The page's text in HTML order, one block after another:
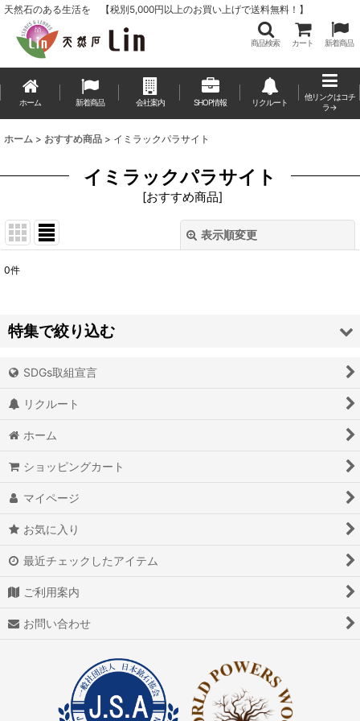
天然石のある生活を 【税別5,000円以上のお買い上げで送料無料！】
商品検索 カート 新着商品
ホーム 新着商品 会社案内 SHOP情報 リクルート
他リンクはコチ
ラ→
ホーム > おすすめ商品 > イミラックパラサイト
イミラックパラサイト
[おすすめ商品]
表示順変更
並び順:
0件
特集で絞り込む
アイオライト
アイスクォーツ
アイリスクォーツ
アゼツライト
アフガナイト
SDGs取組宣言
リクルート
ホーム
ショッピングカート
マイページ
お気に入り
最近チェックしたアイテム
ご利用案内
お問い合わせ